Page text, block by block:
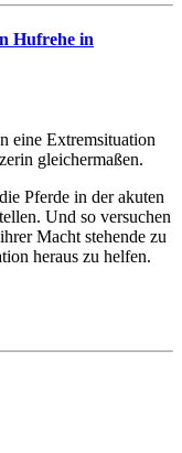
Hufrehe in
eine Extremsituation
gleichermaßen.
Pferde in der akuten
Und so versuchen
Macht stehende zu
heraus zu helfen.